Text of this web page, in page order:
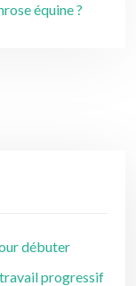
équine ?
débuter
travail progressif